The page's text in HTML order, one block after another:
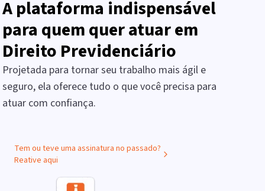
A plataforma indispensável
para quem quer atuar em
Direito Previdenciário
Projetada para tornar seu trabalho mais ágil e
seguro, ela oferece tudo o que você precisa para
atuar com confiança.
Tem ou teve uma assinatura no passado?
Reative aqui